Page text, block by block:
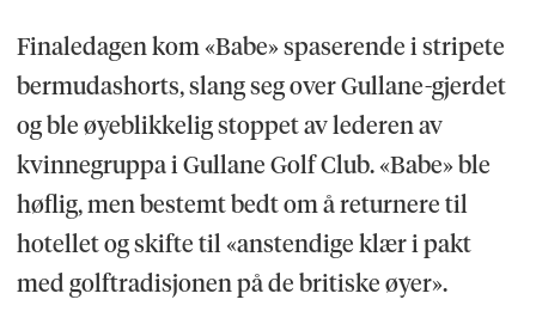
Finaledagen kom «Babe» spaserende i stripete
bermudashorts, slang seg over Gullane-gjerdet
og ble øyeblikkelig stoppet av lederen av
kvinnegruppa i Gullane Golf Club. «Babe» ble
høflig, men bestemt bedt om å returnere til
hotellet og skifte til «anstendige klær i pakt
med golftradisjonen på de britiske øyer».